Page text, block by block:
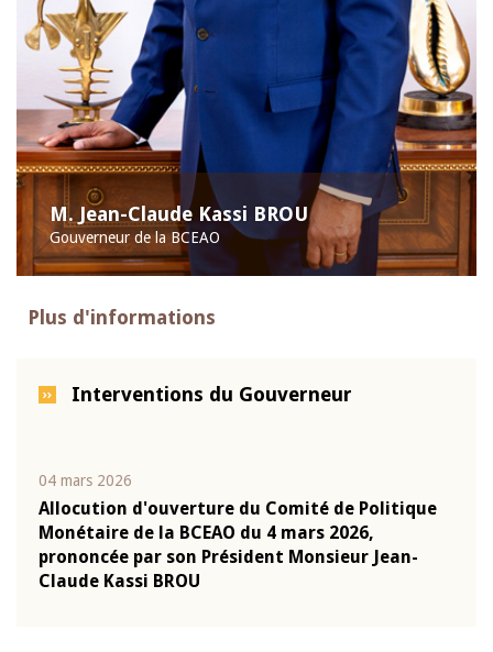
M. Jean-Claude Kassi BROU
Gouverneur de la BCEAO
Plus d'informations
Interventions du Gouverneur
04 mars 2026
Allocution d'ouverture du Comité de Politique
Monétaire de la BCEAO du 4 mars 2026,
prononcée par son Président Monsieur Jean-
Claude Kassi BROU